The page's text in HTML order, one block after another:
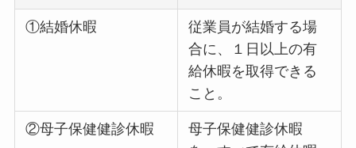
①結婚休暇
従業員が結婚する場
合に、１日以上の有
給休暇を取得できる
こと。
②母子保健健診休暇
母子保健健診休暇